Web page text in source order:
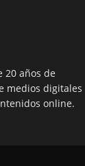
20 años de
medios digitales
online.